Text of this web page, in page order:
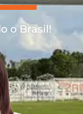
o Brasil!